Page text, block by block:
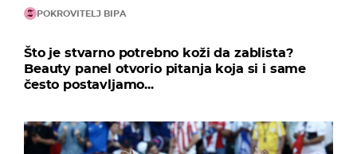
POKROVITELJ BIPA
Što je stvarno potrebno koži da zablista?
Beauty panel otvorio pitanja koja si i same
često postavljamo...